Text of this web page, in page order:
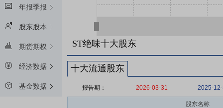
年报季报
股东股本
期货期权
经济数据
基金数据
ST绝味十大股东
十大流通股东
报告期： 2026-03-31 2025-
股东名称